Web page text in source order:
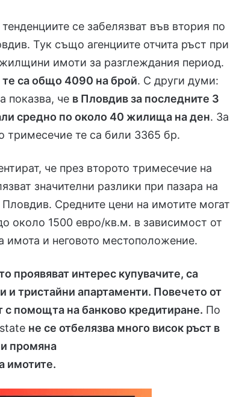
се забелязват във втория по
Тук също агенциите отчита ръст при
имоти за разглеждания период.
са общо 4090 на брой. С други думи:
показва, че в Пловдив за последните 3
средно по около 40 жилища на ден. За
тримесечие те са били 3365 бр.
че през второто тримесечие на
значителни разлики при пазара на
Средните цени на имотите могат
около 1500 евро/кв.м. в зависимост от
имота и неговото местоположение.
проявяват интерес купувачите, са
и тристайни апартаменти. Повечето от
с помощта на банково кредитиране. По
не се отбелязва много висок ръст в
промяна
имотите.